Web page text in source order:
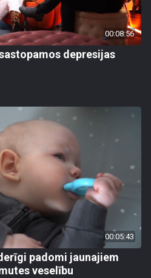
00:08:56
depresijas
00:05:43
padomi jaunajiem
veselību